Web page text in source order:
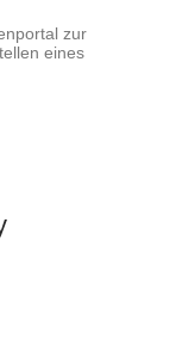
zur
eines